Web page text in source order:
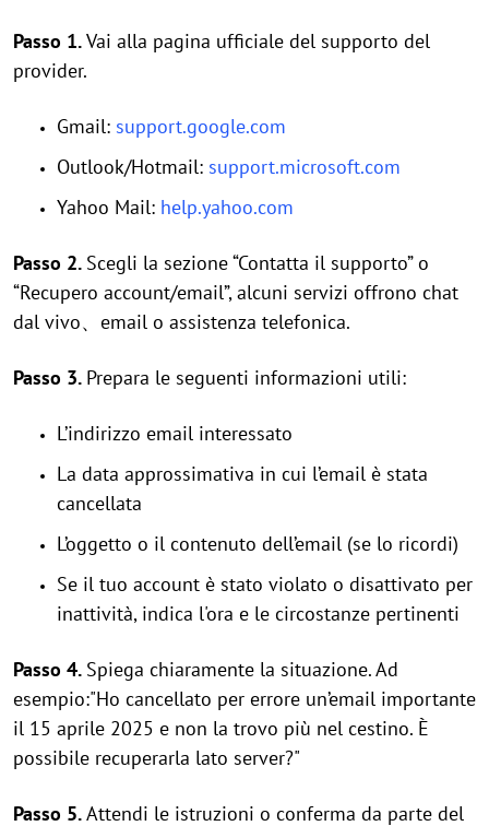
Passo 1.Vai alla pagina ufficiale del supporto del
provider.
Gmail: support.google.com
Outlook/Hotmail: support.microsoft.com
Yahoo Mail: help.yahoo.com
Passo 2. Scegli la sezione “Contatta il supporto” o
“Recupero account/email”, alcuni servizi offrono chat
dal vivo、email o assistenza telefonica.
Passo 3. Prepara le seguenti informazioni utili:
L’indirizzo email interessato
La data approssimativa in cui l’email è stata
cancellata
L’oggetto o il contenuto dell’email (se lo ricordi)
Se il tuo account è stato violato o disattivato per
inattività, indica l'ora e le circostanze pertinenti
Passo 4. Spiega chiaramente la situazione. Ad
esempio:"Ho cancellato per errore un’email importante
il 15 aprile 2025 e non la trovo più nel cestino. È
possibile recuperarla lato server?"
Passo 5.Attendi le istruzioni o conferma da parte del